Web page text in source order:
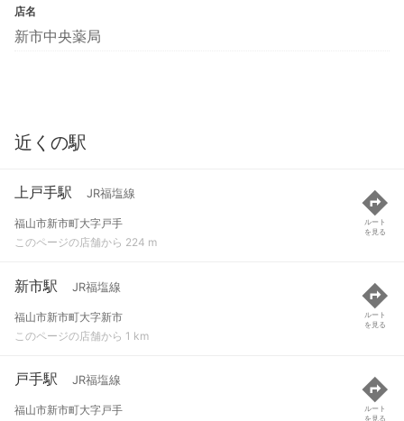
店名
新市中央薬局
近くの駅
上戸手駅 JR福塩線
福山市新市町大字戸手
このページの店舗から 224 m
ルート
を見る
新市駅 JR福塩線
福山市新市町大字新市
このページの店舗から 1 km
ルート
を見る
戸手駅 JR福塩線
福山市新市町大字戸手
ルート
を見る